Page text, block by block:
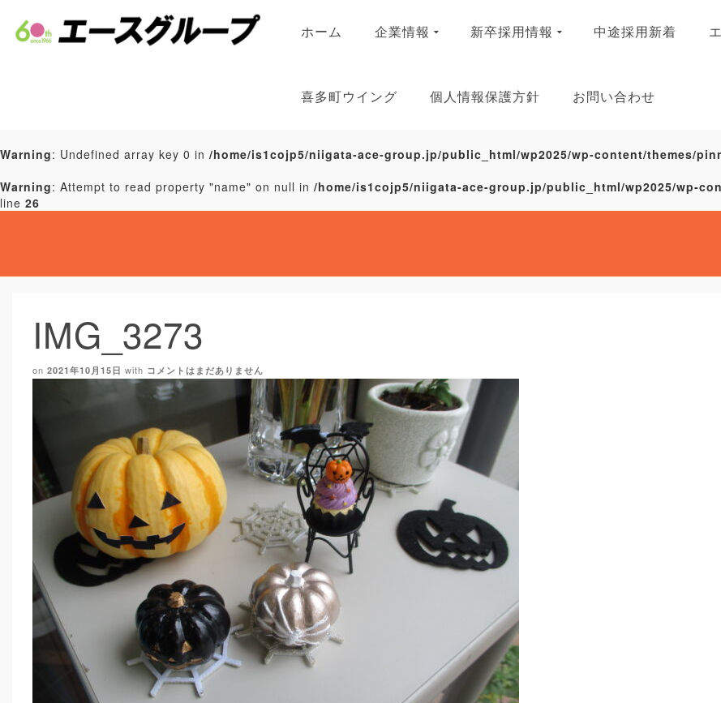
ホーム 企業情報 新卒採用情報 中途採用新着
喜多町ウイング 個人情報保護方針 お問い合わせ
Warning: Undefined array key 0 in /home/is1cojp5/niigata-ace-group.jp/public_html/wp2025/wp-content/themes/
Warning: Attempt to read property "name" on null in /home/is1cojp5/niigata-ace-group.jp/public_html/wp2025/wp-
line 26
IMG_3273
on 2021年10月15日 with コメントはまだありません